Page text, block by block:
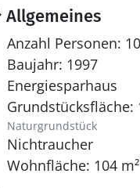
Allgemeines
Anzahl Personen: 10
Baujahr: 1997
Energiesparhaus
Grundstücksfläche:
Naturgrundstück
Nichtraucher
Wohnfläche: 104 m²